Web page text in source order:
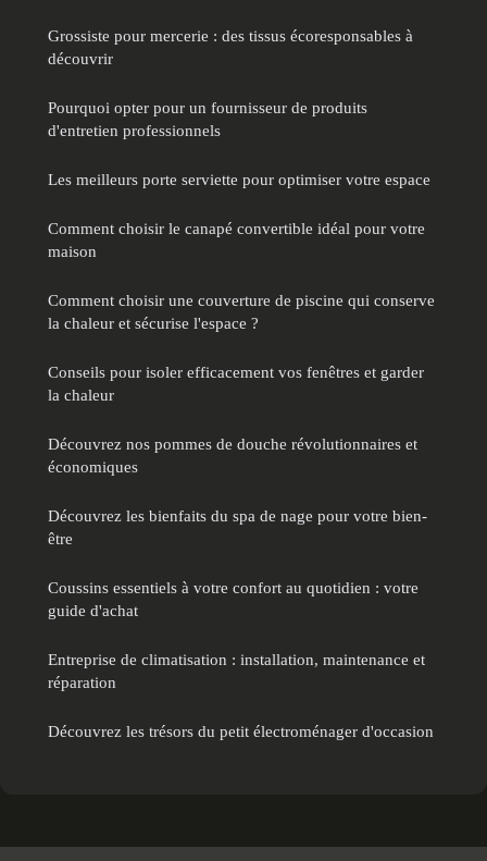
Grossiste pour mercerie : des tissus écoresponsables à
découvrir
Pourquoi opter pour un fournisseur de produits
d'entretien professionnels
Les meilleurs porte serviette pour optimiser votre espace
Comment choisir le canapé convertible idéal pour votre
maison
Comment choisir une couverture de piscine qui conserve
la chaleur et sécurise l'espace ?
Conseils pour isoler efficacement vos fenêtres et garder
la chaleur
Découvrez nos pommes de douche révolutionnaires et
économiques
Découvrez les bienfaits du spa de nage pour votre bien-
être
Coussins essentiels à votre confort au quotidien : votre
guide d'achat
Entreprise de climatisation : installation, maintenance et
réparation
Découvrez les trésors du petit électroménager d'occasion